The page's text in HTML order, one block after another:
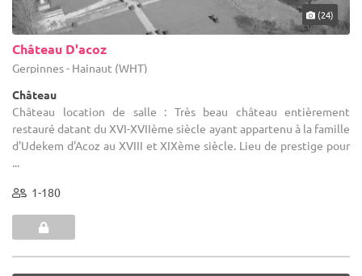
(24)
Château D'acoz
Gerpinnes - Hainaut (WHT)
Château
Château location de salle : Très beau château entièrement
restauré datant du XVI-XVIIème siècle ayant appartenu à la famille
d'Udekem d'Acoz au XVIII et XIXème siècle. Lieu de prestige pour
...
1-180